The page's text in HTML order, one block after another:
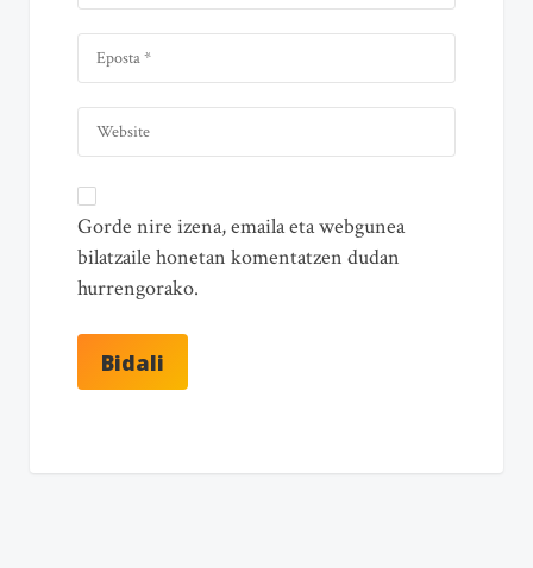
Gorde nire izena, emaila eta webgunea
bilatzaile honetan komentatzen dudan
hurrengorako.